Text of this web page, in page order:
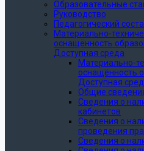
Образовательные
Руководство
Педагогический
Материально-
оснащённость
Доступная среда
Материально-
оснащённость
Доступная
Общие
Сведения о
кабинетов
Сведения о
проведения
Сведения о